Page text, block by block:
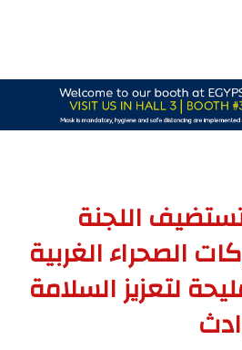
اللجنة
الصحراء الغربية
لتعزيز السلامة